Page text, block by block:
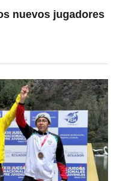
nuevos jugadores